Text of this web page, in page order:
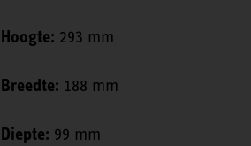
Hoogte: 293 mm
Breedte: 188 mm
Diepte: 99 mm